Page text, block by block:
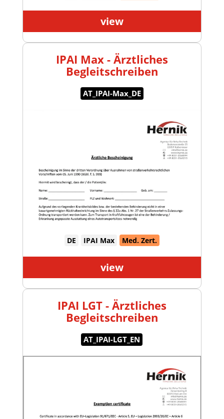
view
AT_IPAI-Max_DE
IPAI Max - Ärztliches
Begleitschreiben
DE IPAI Max Med. Zert.
view
AT_IPAI-LGT_EN
IPAI LGT - Ärztliches
Begleitschreiben